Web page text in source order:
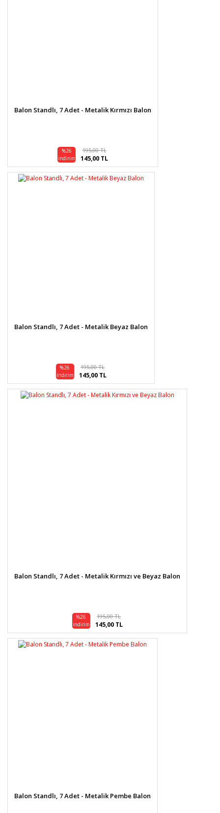
Balon Standlı, 7 Adet - Metalik Kırmızı Balon
%26
indirim
195,00 TL
145,00 TL
Balon Standlı, 7 Adet - Metalik Beyaz Balon
%26
indirim
195,00 TL
145,00 TL
Balon Standlı, 7 Adet - Metalik Kırmızı ve Beyaz Balon
%26
indirim
195,00 TL
145,00 TL
Balon Standlı, 7 Adet - Metalik Pembe Balon